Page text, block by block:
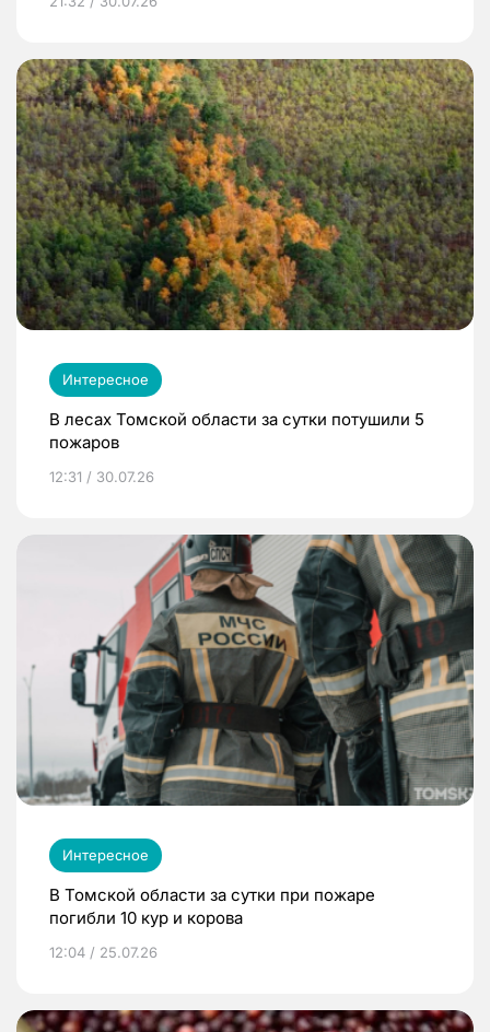
Интересное
В лесах Томской области за сутки потушили 5
пожаров
12:31 / 30.07.26
Интересное
В Томской области за сутки при пожаре
погибли 10 кур и корова
12:04 / 25.07.26